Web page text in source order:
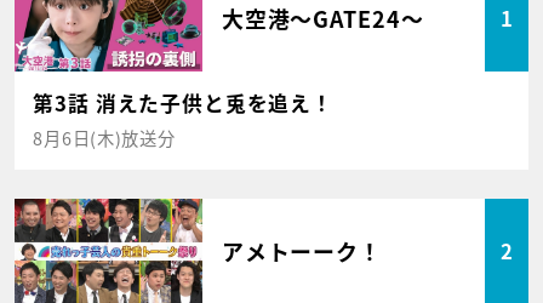
大空港～GATE24～ 1
第3話 消えた子供と兎を追え！
8月6日(木)放送分
アメトーーク！ 2